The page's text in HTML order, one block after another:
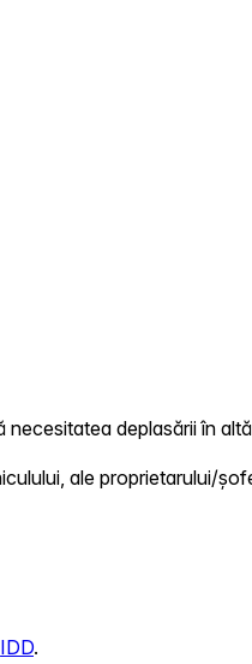
deplasării în
ale proprietarului/
IDD.